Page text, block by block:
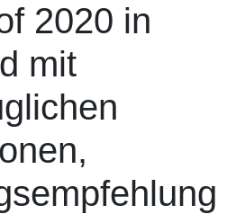
2020 in
mit